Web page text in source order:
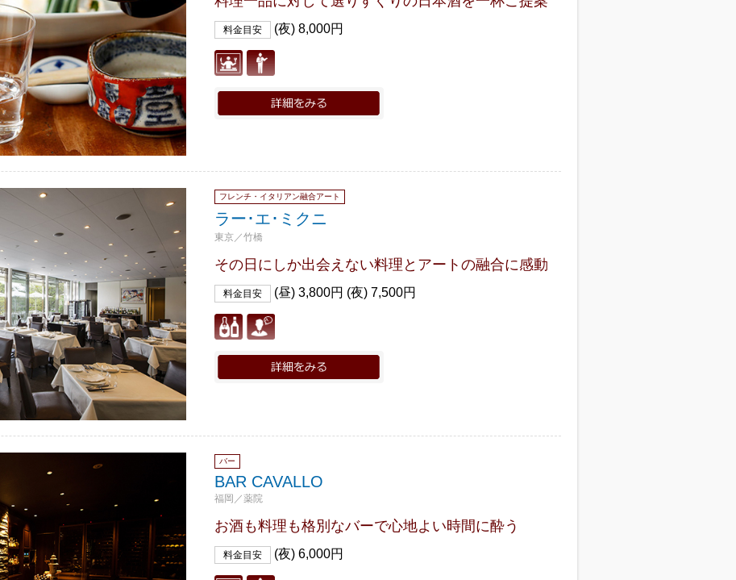
料金目安 (夜) 8,000円
フレンチ・イタリアン融合アート
ラー･エ･ミクニ
東京／竹橋
その日にしか出会えない料理とアートの融合に感動
料金目安 (昼) 3,800円 (夜) 7,500円
バー
BAR CAVALLO
福岡／薬院
お酒も料理も格別なバーで心地よい時間に酔う
料金目安 (夜) 6,000円